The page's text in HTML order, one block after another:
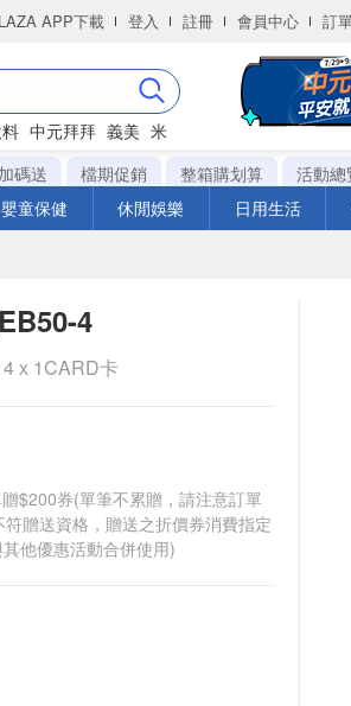
APP下載 登入 註冊 會員中心 訂
中元拜拜 義美 米
碼送 檔期促銷 整箱購划算 活動總
嬰童保健 休閒娛樂 日用生活
4
x 1CARD卡
$200券(單筆不累贈，請注意訂單
贈送資格，贈送之折價券消費指定
他優惠活動合併使用)